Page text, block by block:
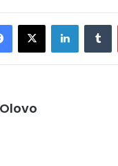
Facebook
X LinkedIn